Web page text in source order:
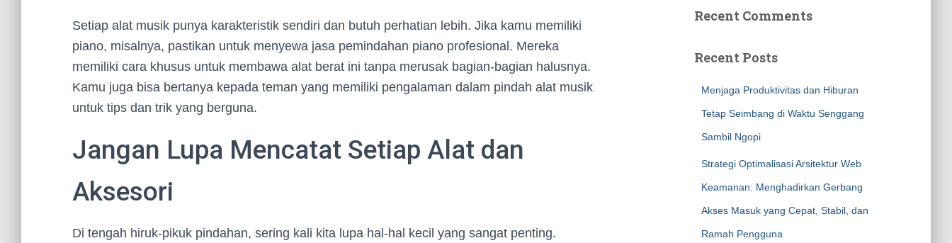
Setiap alat musik punya karakteristik sendiri dan butuh perhatian lebih. Jika kamu memiliki
piano, misalnya, pastikan untuk menyewa jasa pemindahan piano profesional. Mereka
memiliki cara khusus untuk membawa alat berat ini tanpa merusak bagian-bagian halusnya.
Kamu juga bisa bertanya kepada teman yang memiliki pengalaman dalam pindah alat musik
untuk tips dan trik yang berguna.
Jangan Lupa Mencatat Setiap Alat dan
Aksesori
Di tengah hiruk-pikuk pindahan, sering kali kita lupa hal-hal kecil yang sangat penting.
Recent Comments
Recent Posts
Menjaga Produktivitas dan Hiburan
Tetap Seimbang di Waktu Senggang
Sambil Ngopi
Strategi Optimalisasi Arsitektur Web
Keamanan: Menghadirkan Gerbang
Akses Masuk yang Cepat, Stabil, dan
Ramah Pengguna